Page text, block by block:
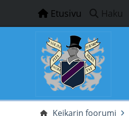
Etusivu Haku
Keikarin foorumi